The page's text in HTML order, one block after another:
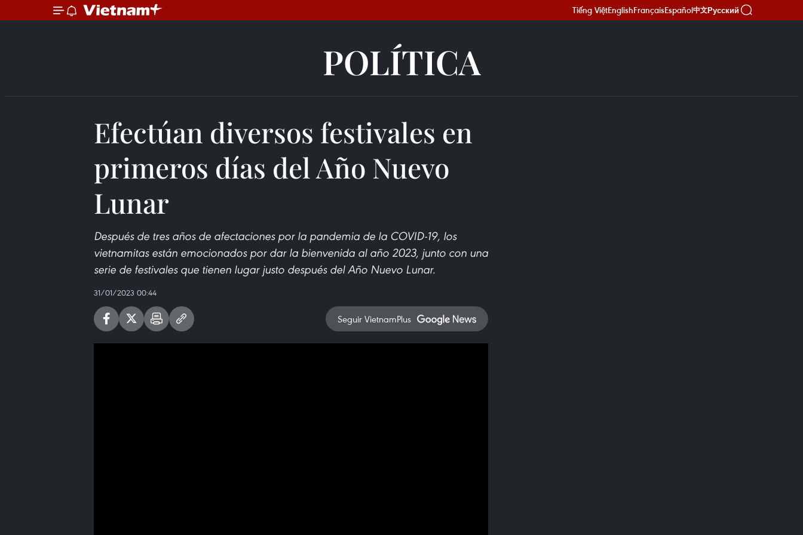
Tiếng ViệtEnglishFrançaisEspañol中文Русский
POLÍTICA
Efectúan diversos festivales en
primeros días del Año Nuevo
Lunar
Después de tres años de afectaciones por la pandemia de la COVID-19, los
vietnamitas están emocionados por dar la bienvenida al año 2023, junto con una
serie de festivales que tienen lugar justo después del Año Nuevo Lunar.
31/01/2023 00:44
Seguir VietnamPlus